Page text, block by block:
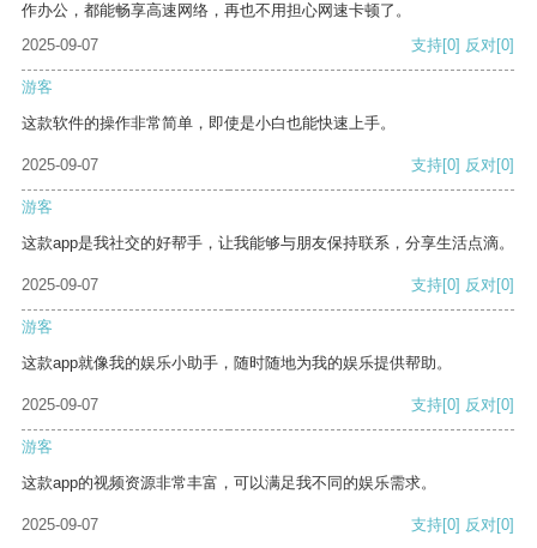
作办公，都能畅享高速网络，再也不用担心网速卡顿了。
2025-09-07
支持[0] 反对[0]
游客
这款软件的操作非常简单，即使是小白也能快速上手。
2025-09-07 支持[0] 反对[0]
游客
这款app是我社交的好帮手，让我能够与朋友保持联系，分享生活点滴。
2025-09-07 支持[0] 反对[0]
游客
这款app就像我的娱乐小助手，随时随地为我的娱乐提供帮助。
2025-09-07 支持[0] 反对[0]
游客
这款app的视频资源非常丰富，可以满足我不同的娱乐需求。
2025-09-07 支持[0] 反对[0]